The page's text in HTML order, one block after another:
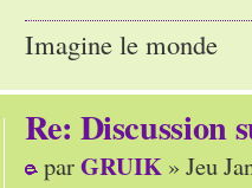
Imagine le monde
Re: Discussion
parGRUIK » Jeu